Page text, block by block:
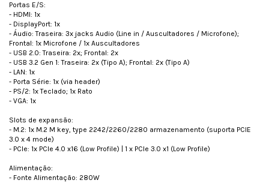
Portas E/S:
- HDMI: 1x
- DisplayPort: 1x
- Áudio: Traseira: 3x jacks Audio (Line in / Auscultadores / Microfone);
Frontal: 1x Microfone / 1x Auscultadores
- USB 2.0: Traseira: 2x; Frontal: 2x
- USB 3.2 Gen 1: Traseira: 2x (Tipo A); Frontal: 2x (Tipo A)
- LAN: 1x
- Porta Série: 1x (via header)
- PS/2: 1x Teclado; 1x Rato
- VGA: 1x
Slots de expansão:
- M.2: 1x M.2 M key, type 2242/2260/2280 armazenamento (suporta PCIE
3.0 x 4 mode)
- PCIe: 1x PCIe 4.0 x16 (Low Profile) | 1 x PCIe 3.0 x1 (Low Profile)
Alimentação:
- Fonte Alimentação: 280W